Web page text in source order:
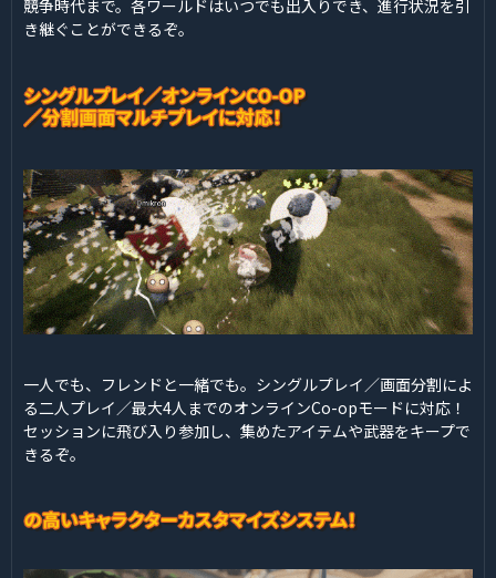
競争時代まで。各ワールドはいつでも出入りでき、進行状況を引
き継ぐことができるぞ。
一人でも、フレンドと一緒でも。シングルプレイ／画面分割によ
る二人プレイ／最大4人までのオンラインCo-opモードに対応！
セッションに飛び入り参加し、集めたアイテムや武器をキープで
きるぞ。